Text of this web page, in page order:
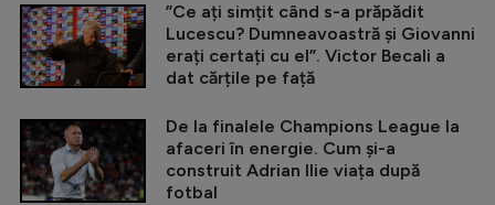
”Ce ați simțit când s-a prăpădit
Lucescu? Dumneavoastră și Giovanni
erați certați cu el”. Victor Becali a
dat cărțile pe față
De la finalele Champions League la
afaceri în energie. Cum și-a
construit Adrian Ilie viața după
fotbal